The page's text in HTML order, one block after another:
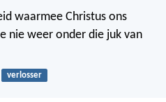
waarmee Christus ons
nie weer onder die juk van
verlosser